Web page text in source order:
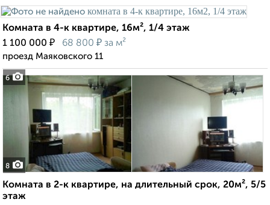
6
Комната в 4-к квартире, 16м², 1/4 этаж
1 100 000 ₽ 68 800 ₽ за м²
проезд Маяковского 11
8
Комната в 2-к квартире, на длительный срок, 20м², 5/5
этаж